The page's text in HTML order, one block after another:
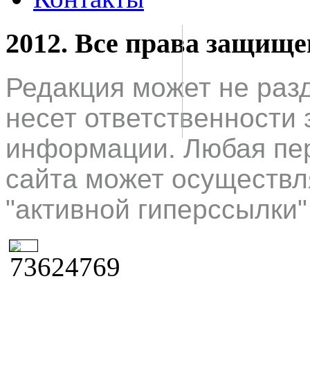
2012. Все права
Редакция может не
несет
информации. Любая
сайта может
"активной